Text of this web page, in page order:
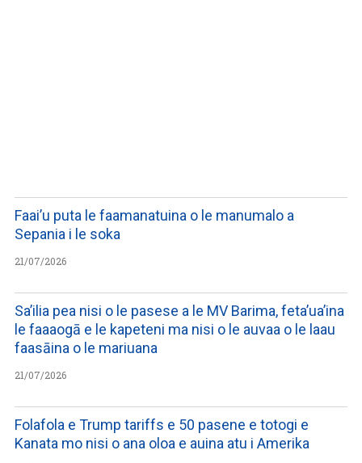
Faai’u puta le faamanatuina o le manumalo a
Sepania i le soka
21/07/2026
Sa’ilia pea nisi o le pasese a le MV Barima, feta’ua’ina
le faaaogā e le kapeteni ma nisi o le auvaa o le laau
faasāina o le mariuana
21/07/2026
Folafola e Trump tariffs e 50 pasene e totogi e
Kanata mo nisi o ana oloa e auina atu i Amerika